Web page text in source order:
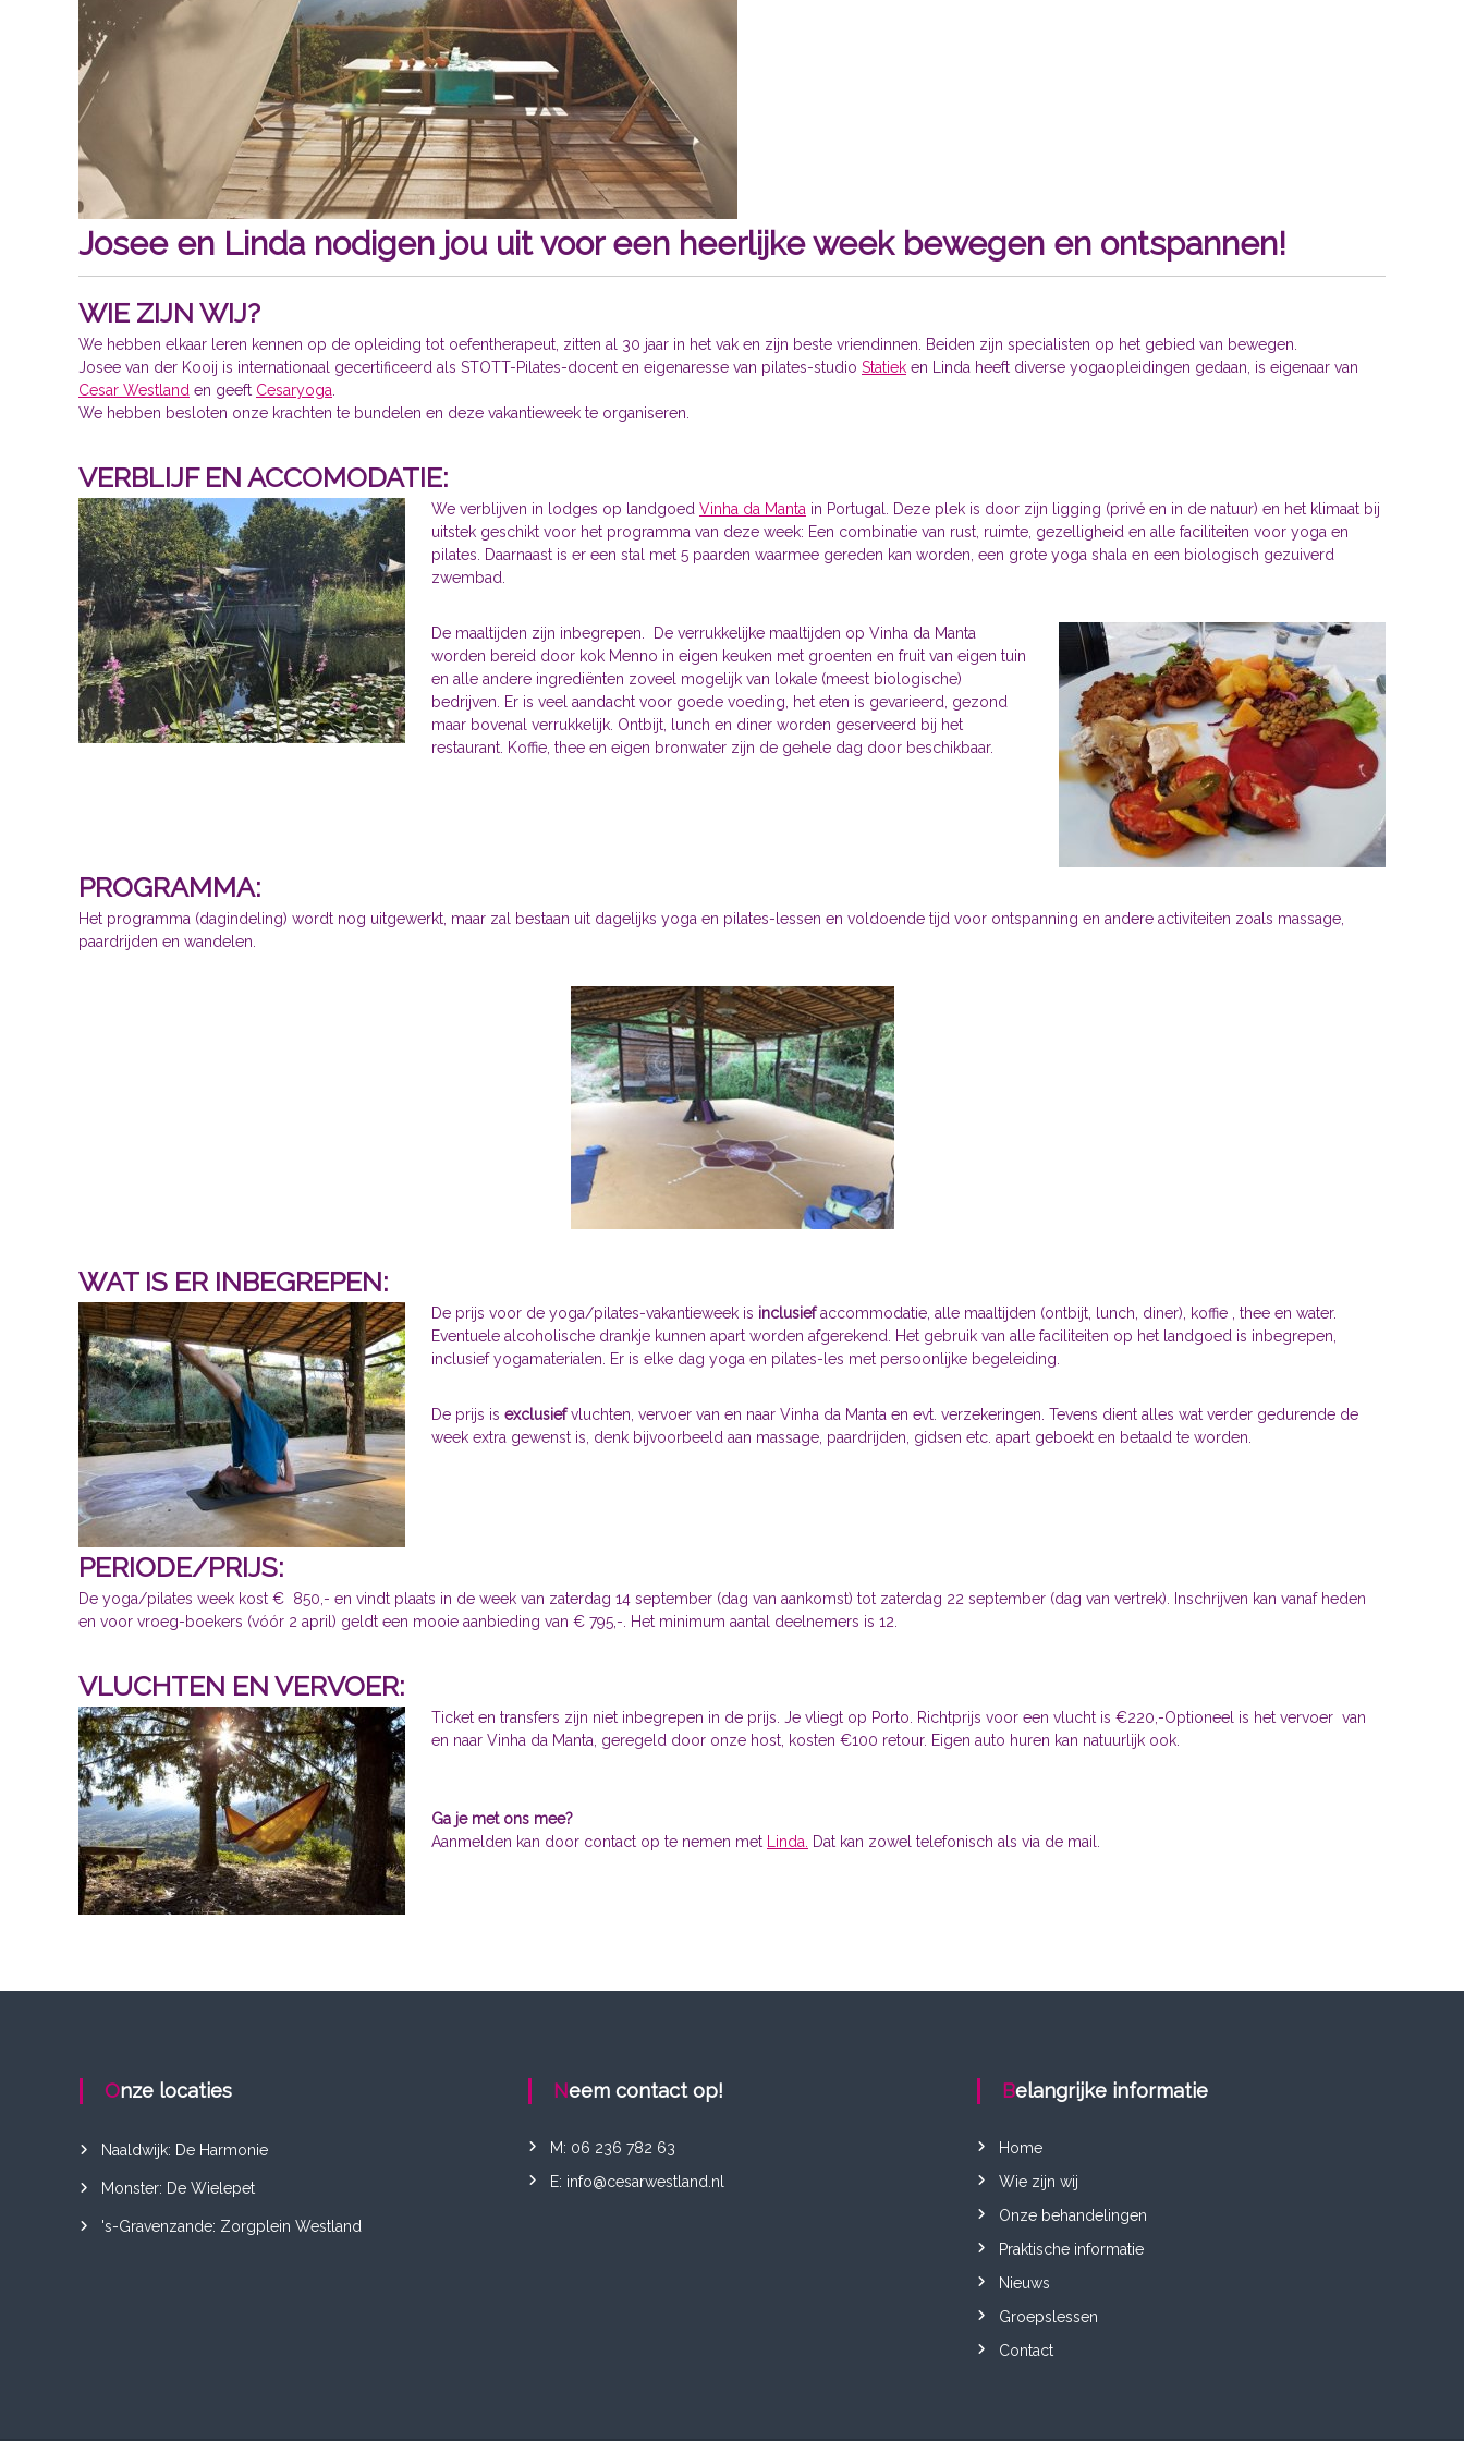
Josee en Linda nodigen jou uit voor een heerlijke week bewegen en ontspannen!
WIE ZIJN WIJ?
We hebben elkaar leren kennen op de opleiding tot oefentherapeut, zitten al 30 jaar in het vak en zijn beste vriendinnen. Beiden zijn specialisten op het gebied van bewegen.
Josee van der Kooij is internationaal gecertificeerd als STOTT-Pilates-docent en eigenaresse van pilates-studio Statiek en Linda heeft diverse yogaopleidingen gedaan, is eigenaar van
Cesar Westland en geeft Cesaryoga
We hebben besloten onze krachten te bundelen en deze vakantieweek te organiseren.
VERBLIJF EN ACCOMODATIE:
We verblijven in lodges op landgoed Vinha da Manta in Portugal. Deze plek is door zijn ligging (privé en in de natuur) en het klimaat bij
uitstek geschikt voor het programma van deze week: Een combinatie van rust, ruimte, gezelligheid en alle faciliteiten voor yoga en
pilates. Daarnaast is er een stal met 5 paarden waarmee gereden kan worden, een grote yoga shala en een biologisch gezuiverd
zwembad.
De maaltijden zijn inbegrepen. De verrukkelijke maaltijden op Vinha da Manta
worden bereid door kok Menno in eigen keuken met groenten en fruit van eigen tuin
en alle andere ingrediënten zoveel mogelijk van lokale (meest biologische)
bedrijven. Er is veel aandacht voor goede voeding, het eten is gevarieerd, gezond
maar bovenal verrukkelijk. Ontbijt, lunch en diner worden geserveerd bij het
restaurant. Koffie, thee en eigen bronwater zijn de gehele dag door beschikbaar.
PROGRAMMA:
Het programma (dagindeling) wordt nog uitgewerkt, maar zal bestaan uit dagelijks yoga en pilates-lessen en voldoende tijd voor ontspanning en andere activiteiten zoals massage,
paardrijden en wandelen.
WAT IS ER INBEGREPEN:
De prijs voor de yoga/pilates-vakantieweek is inclusiefaccommodatie, alle maaltijden (ontbijt, lunch, diner), koffie , thee en water.
Eventuele alcoholische drankje kunnen apart worden afgerekend. Het gebruik van alle faciliteiten op het landgoed is inbegrepen,
inclusief yogamaterialen. Er is elke dag yoga en pilates-les met persoonlijke begeleiding.
De prijs is exclusiefvluchten, vervoer van en naar Vinha da Manta en evt. verzekeringen. Tevens dient alles wat verder gedurende de
week extra gewenst is, denk bijvoorbeeld aan massage, paardrijden, gidsen etc. apart geboekt en betaald te worden.
PERIODE/PRIJS:
De yoga/pilates week kost € 850,- en vindt plaats in de week van zaterdag 14 september (dag van aankomst) tot zaterdag 22 september (dag van vertrek). Inschrijven kan vanaf heden
en voor vroeg-boekers (vóór 2 april) geldt een mooie aanbieding van € 795,-. Het minimum aantal deelnemers is 12.
VLUCHTEN EN VERVOER:
Ticket en transfers zijn niet inbegrepen in de prijs. Je vliegt op Porto. Richtprijs voor een vlucht is €220,-Optioneel is het vervoer van
en naar Vinha da Manta, geregeld door onze host, kosten €100 retour. Eigen auto huren kan natuurlijk ook.
Ga je met ons mee?
Aanmelden kan door contact op te nemen met
Linda. Dat kan zowel telefonisch als via de mail.
Onze locaties
Naaldwijk: De Harmonie
Monster: De Wielepet
's-Gravenzande: Zorgplein Westland
Neem contact op!
M: 06 236 782 63
E: info@cesarwestland.nl
Belangrijke informatie
Home
Wie zijn wij
Onze behandelingen
Praktische informatie
Nieuws
Groepslessen
Contact